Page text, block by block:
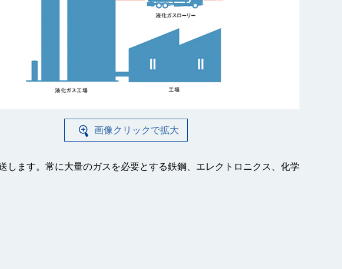
画像クリックで拡大
ます。常に大量のガスを必要とする鉄鋼、エレクトロニクス、化学